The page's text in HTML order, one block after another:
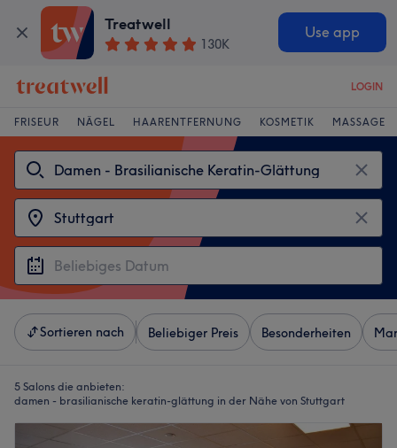
Treatwell
130K
Use app
LOGIN
FRISEUR NÄGEL HAARENTFERNUNG KOSMETIK MASSAGE
Sortieren nach Beliebiger Preis Besonderheiten
5 Salons die anbieten:
damen - brasilianische keratin-glättung in der Nähe von Stuttgart